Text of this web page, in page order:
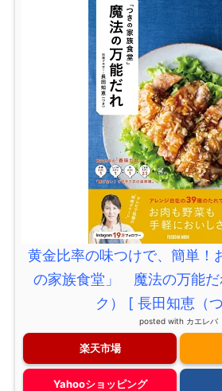
黄金比率の味つけで、簡単！
の家族食堂」 魔法の万能だ
ク） [ 長田知恵（
posted with カエレバ
楽天市場
Yahooショッピング